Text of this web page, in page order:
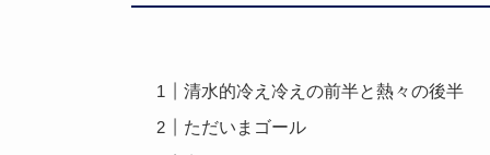
清水的冷え冷えの前半と熱々の後半
ただいまゴール